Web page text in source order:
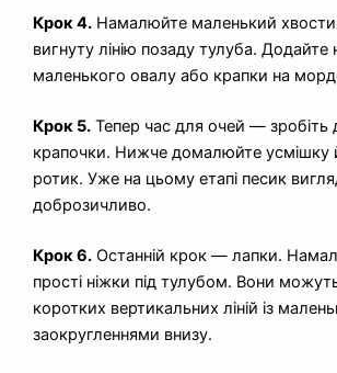
Крок 4. Намалюйте маленький
вигнуту лінію позаду тулуба. Додайте
маленького овалу або крапки на
Крок 5. Тепер час для очей — зробіть
крапочки. Нижче домалюйте усмішку
ротик. Уже на цьому етапі песик
доброзичливо.
Крок 6. Останній крок — лапки.
прості ніжки під тулубом. Вони
коротких вертикальних ліній із
заокругленнями внизу.